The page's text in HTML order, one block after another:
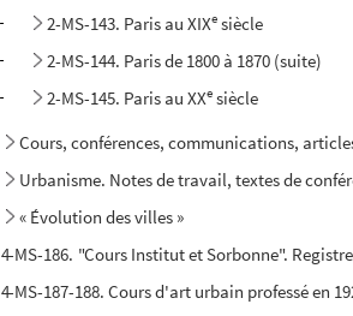
2-MS-143. Paris au XIXe siècle
2-MS-144. Paris de 1800 à 1870 (suite)
2-MS-145. Paris au XXe siècle
Cours, conférences, communications,
Urbanisme. Notes de travail, textes de
« Évolution des villes »
4-MS-186. "Cours Institut et Sorbonne".
4-MS-187-188. Cours d'art urbain professé en